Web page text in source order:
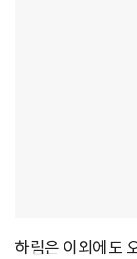
하림은 이외에도